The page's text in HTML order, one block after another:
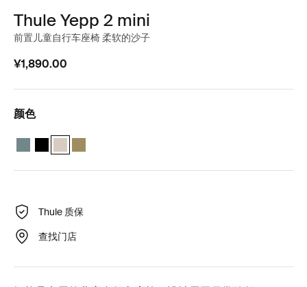
Thule Yepp 2 mini
前置儿童自行车座椅 柔软的沙子
¥1,890.00
颜色
Thule Yepp 2 mini 中蓝色
Thule Yepp 2 mini 午夜黑色
Thule Yepp 2 mini 柔软的沙子 (selected)
Thule Yepp 2 mini 海狸绿色
Thule 质保
查找门店